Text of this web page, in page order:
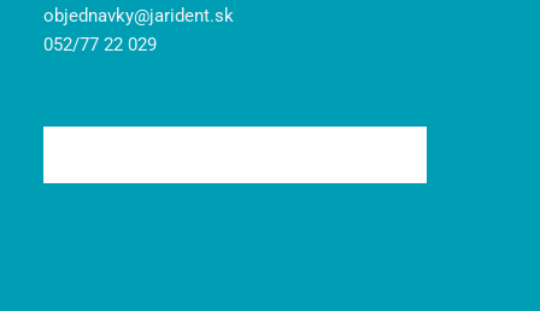
objednavky@jarident.sk
052/77 22 029